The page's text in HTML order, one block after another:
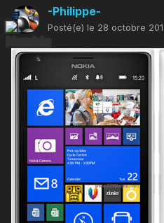
-Philippe-
Posté(e) le 28 octobre